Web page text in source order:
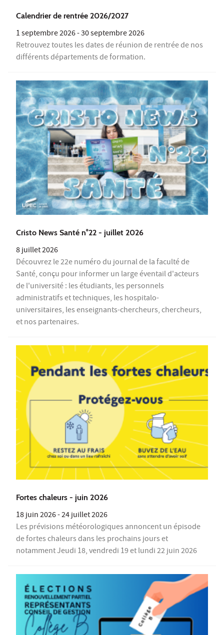
Calendrier de rentrée 2026/2027
1 septembre 2026-30 septembre 2026
Retrouvez toutes les dates de réunion de rentrée de nos
différents départements de formation.
Cristo News Santé n°22 - juillet 2026
8 juillet 2026
Découvrez le 22e numéro du journal de la faculté de
Santé, conçu pour informer un large éventail d'acteurs
de l'université : les étudiants, les personnels
administratifs et techniques, les hospitalo-
universitaires, les enseignants-chercheurs, chercheurs,
et nos partenaires.
Fortes chaleurs - juin 2026
18 juin 2026-24 juillet 2026
Les prévisions météorologiques annoncent un épisode
de fortes chaleurs dans les prochains jours et
notamment Jeudi 18, vendredi 19 et lundi 22 juin 2026